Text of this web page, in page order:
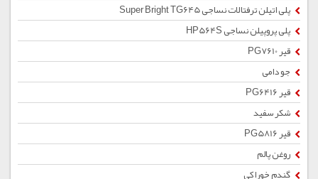
پلی اتیلن ترفتالات نساجی Super Bright TG645
پلی پروپیلن نساجی HP564S
قیر PG7610
جو دامی
قیر PG6416
شکر سفید
قیر PG5816
روغن پالم
گندم خوراکی